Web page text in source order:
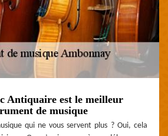
Antiquaire est le meilleur
de musique
qui ne vous servent plus ? Oui, cela